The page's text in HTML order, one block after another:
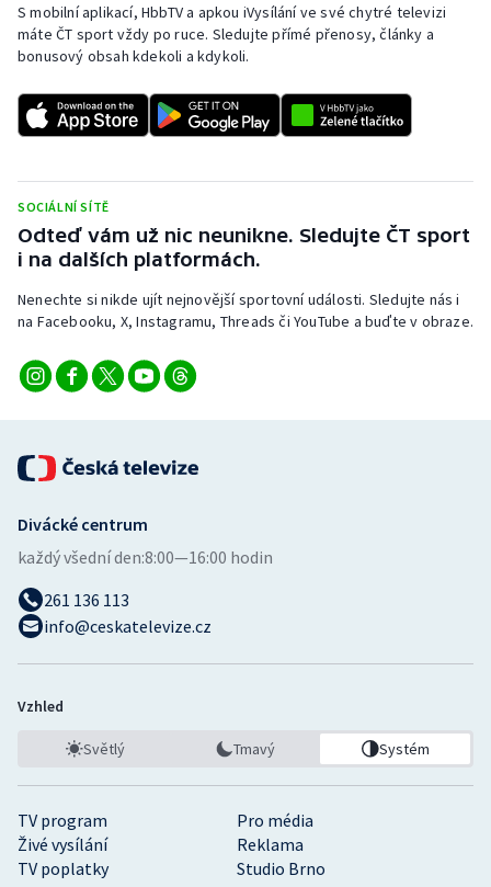
Plavání
Plážový volejbal
Rychlobruslení
Rychlostní kanoistika
Short track
Sportovní střelba
Triatlon
Veslování
Vodní slalom
Volejbal
S mobilní aplikací, HbbTV a apkou iVysílání ve své chytré televizi
máte ČT sport vždy po ruce. Sledujte přímé přenosy, články a
bonusový obsah kdekoli a kdykoli.
SOCIÁLNÍ SÍTĚ
Odteď vám už nic neunikne. Sledujte ČT sport
i na dalších platformách.
Nenechte si nikde ujít nejnovější sportovní události. Sledujte nás i
na Facebooku, X, Instagramu, Threads či YouTube a buďte v obraze.
TV program
Pro média
Živé vysílání
Reklama
TV poplatky
Studio Brno
Divácké centrum
každý všední den:8:00—16:00 hodin
261 136 113
info@ceskatelevize.cz
Vzhled
Světlý Tmavý Systém